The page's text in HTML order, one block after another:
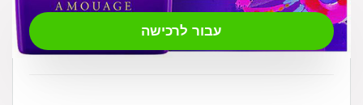
עבור לרכישה